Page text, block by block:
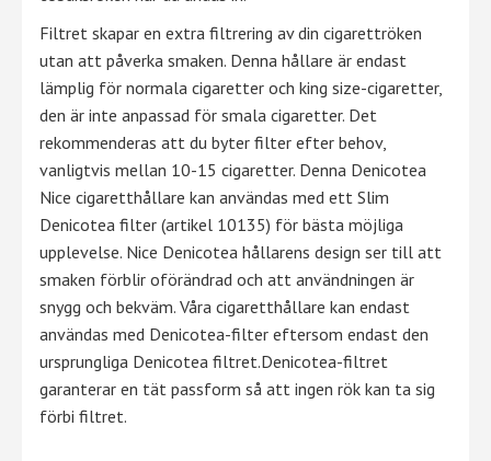
Filtret skapar en extra filtrering av din cigarettröken
utan att påverka smaken. Denna hållare är endast
lämplig för normala cigaretter och king size-cigaretter,
den är inte anpassad för smala cigaretter. Det
rekommenderas att du byter filter efter behov,
vanligtvis mellan 10-15 cigaretter. Denna Denicotea
Nice cigaretthållare kan användas med ett Slim
Denicotea filter (artikel 10135) för bästa möjliga
upplevelse. Nice Denicotea hållarens design ser till att
smaken förblir oförändrad och att användningen är
snygg och bekväm. Våra cigaretthållare kan endast
användas med Denicotea-filter eftersom endast den
ursprungliga Denicotea filtret.Denicotea-filtret
garanterar en tät passform så att ingen rök kan ta sig
förbi filtret.